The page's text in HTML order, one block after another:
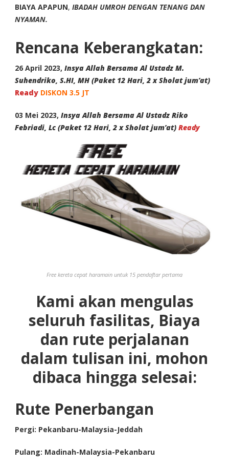
BIAYA APAPUN, IBADAH UMROH DENGAN TENANG DAN
NYAMAN.
Rencana Keberangkatan:
26 April 2023, Insya Allah Bersama Al Ustadz M.
Suhendriko, S.HI, MH (Paket 12 Hari, 2 x Sholat jum’at)
Ready DISKON 3.5 JT
03 Mei 2023, Insya Allah Bersama Al Ustadz Riko
Febriadi, Lc (Paket 12 Hari, 2 x Sholat jum’at) Ready
Free kereta cepat haramain untuk 15 pendaftar pertama
Kami akan mengulas
seluruh fasilitas, Biaya
dan rute perjalanan
dalam tulisan ini, mohon
dibaca hingga selesai:
Rute Penerbangan
Pergi: Pekanbaru-Malaysia-Jeddah
Pulang: Madinah-Malaysia-Pekanbaru